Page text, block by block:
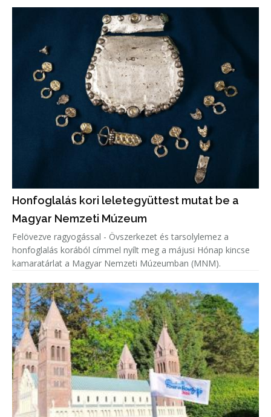
Honfoglalás kori leletegyüttest mutat be a
Magyar Nemzeti Múzeum
Felövezve ragyogással - Övszerkezet és tarsolylemez a
honfoglalás korából címmel nyílt meg a májusi Hónap kincse
kamaratárlat a Magyar Nemzeti Múzeumban (MNM).